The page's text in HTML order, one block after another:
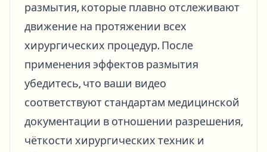
размытия, которые плавно отслеживают
движение на протяжении всех
хирургических процедур. После
применения эффектов размытия
убедитесь, что ваши видео
соответствуют стандартам медицинской
документации в отношении разрешения,
чёткости хирургических техник и